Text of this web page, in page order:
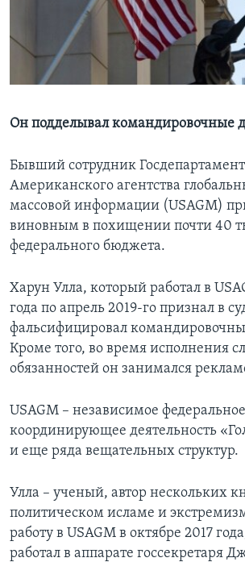
Learning English
СОЦИАЛЬНЫЕ СЕТИ
Он подделывал командировочные
Бывший сотрудник
Американского агентства
массовой информации (USAGM)
виновным в похищении почти 40
федерального бюджета.
Харун Улла, который работал в
года по апрель 2019-го признал в
фальсифицировал
Кроме того, во время исполнения
обязанностей он занимался
USAGM – независимое
координирующее деятельность
и еще ряда вещательных структур.
Улла – ученый, автор нескольких
политическом исламе и
работу в USAGM в октябре 2017
работал в аппарате госсекретаря